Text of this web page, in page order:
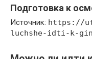
Подготовка к
Источник: https://
luchshe-idti-k-